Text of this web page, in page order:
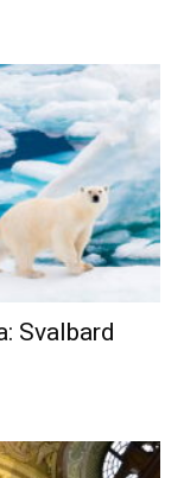
Svalbard